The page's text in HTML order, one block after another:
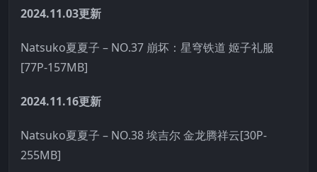
2024.11.03更新
Natsuko夏夏子 – NO.37 崩坏：星穹铁道 姬子礼服
[77P-157MB]
2024.11.16更新
Natsuko夏夏子 – NO.38 埃吉尔 金龙腾祥云[30P-
255MB]